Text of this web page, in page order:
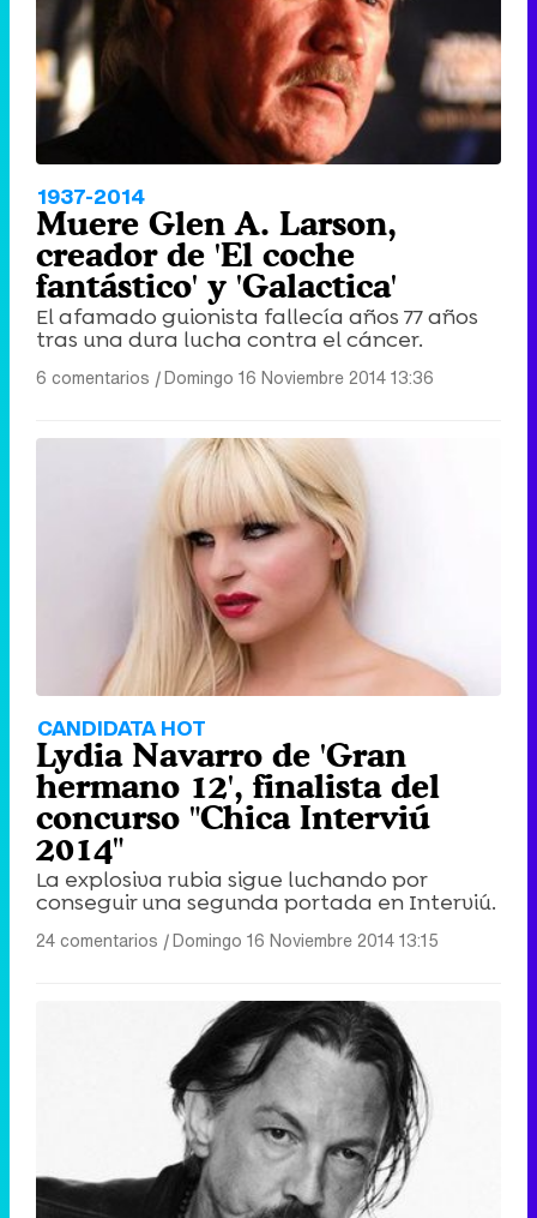
1937-2014
Muere Glen A. Larson,
creador de 'El coche
fantástico' y 'Galactica'
El afamado guionista fallecía años 77 años
tras una dura lucha contra el cáncer.
6 comentarios |Domingo 16 Noviembre 2014 13:36
CANDIDATA HOT
Lydia Navarro de 'Gran
hermano 12', finalista del
concurso "Chica Interviú
2014"
La explosiva rubia sigue luchando por
conseguir una segunda portada en Interviú.
24 comentarios |Domingo 16 Noviembre 2014 13:15